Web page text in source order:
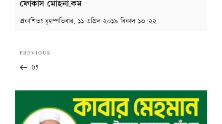
ফোকাস মোহনা.কম
প্রকাশিতঃবৃহস্পতিবার, ১১ এপ্রিল ২০১৯ বিকাল ১৩:২২
navigation
Previous
Post
PREVIOUS
05